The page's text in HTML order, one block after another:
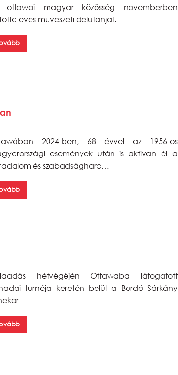
ottawai magyar közösség novemberben
éves művészeti délutánját.
2024-ben, 68 évvel az 1956-os
események után is aktívan él a
és szabadságharc…
hétvégéjén Ottawaba látogatott
turnéja keretén belül a Bordó Sárkány